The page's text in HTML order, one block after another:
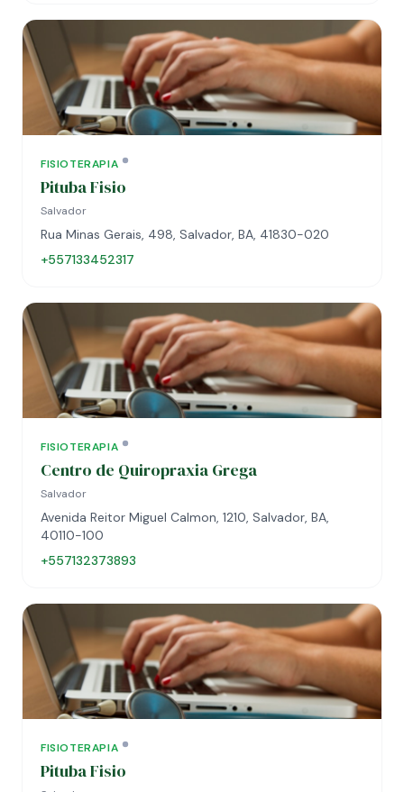
FISIOTERAPIA
Pituba Fisio
Salvador
Rua Minas Gerais, 498, Salvador, BA, 41830-020
+557133452317
FISIOTERAPIA
Centro de Quiropraxia Grega
Salvador
Avenida Reitor Miguel Calmon, 1210, Salvador, BA,
40110-100
+557132373893
FISIOTERAPIA
Pituba Fisio